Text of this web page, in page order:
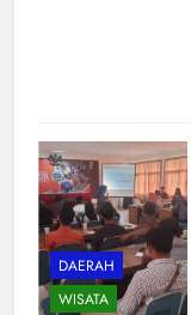
DAERAH
WISATA